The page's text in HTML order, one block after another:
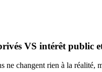
VS intérêt public
ne changent rien à la réalité,